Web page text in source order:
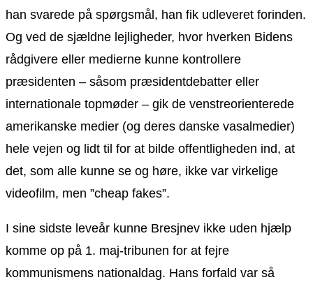
han svarede på spørgsmål, han fik udleveret forinden.
Og ved de sjældne lejligheder, hvor hverken Bidens
rådgivere eller medierne kunne kontrollere
præsidenten – såsom præsidentdebatter eller
internationale topmøder – gik de venstreorienterede
amerikanske medier (og deres danske vasalmedier)
hele vejen og lidt til for at bilde offentligheden ind, at
det, som alle kunne se og høre, ikke var virkelige
videofilm, men ”cheap fakes”.
I sine sidste leveår kunne Bresjnev ikke uden hjælp
komme op på 1. maj-tribunen for at fejre
kommunismens nationaldag. Hans forfald var så